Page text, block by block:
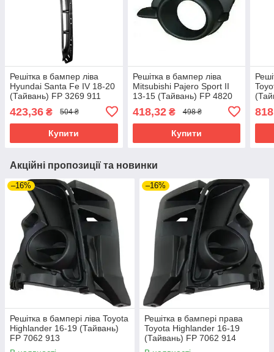
Решітка в бампер ліва
Hyundai Santa Fe IV 18-20
(Тайвань) FP 3269 911
423,36 ₴ 504 ₴
Купити
Решітка в бампер ліва
Mitsubishi Pajero Sport II
13-15 (Тайвань) FP 4820
418,32₴ 498 ₴
Купити
Акційні пропозиції та новинки
–16%
Решітка в бампері ліва Toyota
Highlander 16-19 (Тайвань)
FP 7062 913
–16%
Решітка в бампері права
Toyota Highlander 16-19
(Тайвань) FP 7062 914